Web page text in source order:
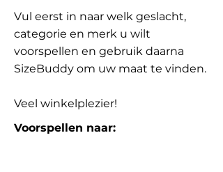
Vul eerst in naar welk geslacht,
categorie en merk u wilt
voorspellen en gebruik daarna
SizeBuddy om uw maat te vinden.
Veel winkelplezier!
Voorspellen naar: